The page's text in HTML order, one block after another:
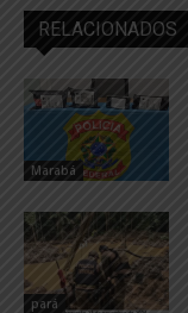
RELACIONADOS
Marabá
pará